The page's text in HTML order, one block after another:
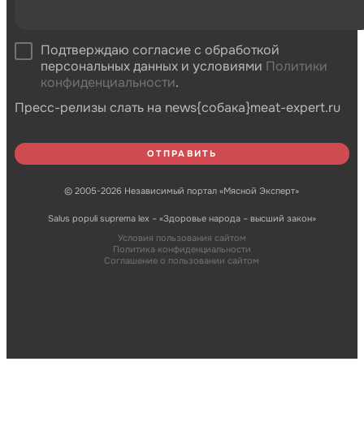
Подтверждаю согласие с обработкой
персональных данных и условиями Политики
конфиденциальности.
Пресс-релизы слать на news{собака}meat-expert.ru
© 2005-2026 Независимый портал «Мясной Эксперт»
Salus populi suprema lex – «Здоровье народа – высший закон»
Условия пользования сайтом
Политика конфиденциальности
Соглашение о пользовании сайтом